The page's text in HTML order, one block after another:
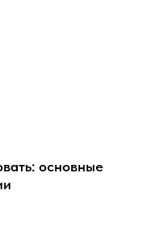
основные